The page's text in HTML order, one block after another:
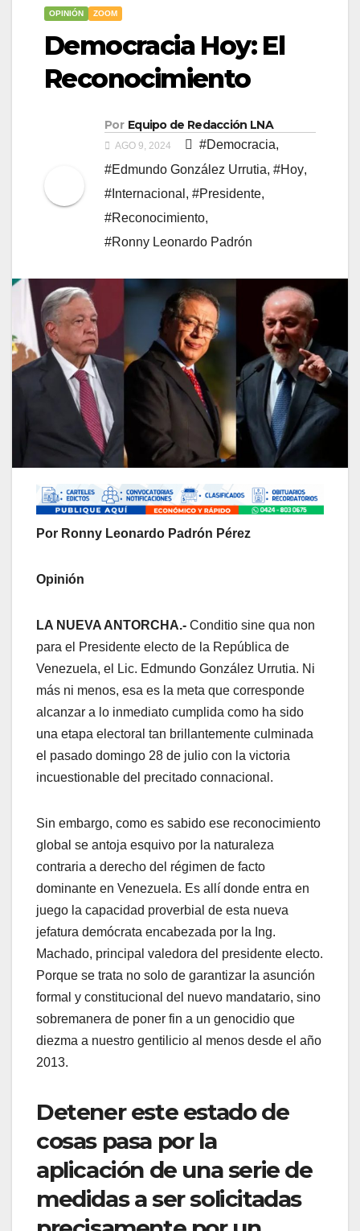
OPINIÓN ZOOM
Democracia Hoy: El
Reconocimiento
Por Equipo de Redacción LNA
AGO 9, 2024 #Democracia,
#Edmundo González Urrutia, #Hoy,
#Internacional , #Presidente,
#Reconocimiento,
#Ronny Leonardo Padrón
Por Ronny Leonardo Padrón Pérez
Opinión
LA NUEVA ANTORCHA.- Conditio sine qua non
para el Presidente electo de la República de
Venezuela, el Lic. Edmundo González Urrutia. Ni
más ni menos, esa es la meta que corresponde
alcanzar a lo inmediato cumplida como ha sido
una etapa electoral tan brillantemente culminada
el pasado domingo 28 de julio con la victoria
incuestionable del precitado connacional.
Sin embargo, como es sabido ese reconocimiento
global se antoja esquivo por la naturaleza
contraria a derecho del régimen de facto
dominante en Venezuela. Es allí donde entra en
juego la capacidad proverbial de esta nueva
jefatura demócrata encabezada por la Ing.
Machado, principal valedora del presidente electo.
Porque se trata no solo de garantizar la asunción
formal y constitucional del nuevo mandatario, sino
sobremanera de poner fin a un genocidio que
diezma a nuestro gentilicio al menos desde el año
2013.
Detener este estado de
cosas pasa por la
aplicación de una serie de
medidas a ser solicitadas